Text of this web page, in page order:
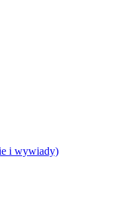
i wywiady)